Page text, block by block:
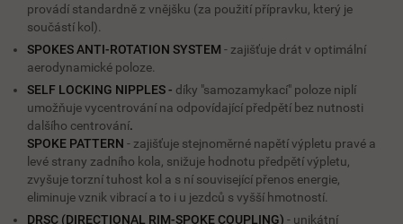
provádí standardně z vnějšku (za použití přípravku, který je
součástí kol).
SPOKES ANTI-ROTATION SYSTEM - zajišťuje drát v optimální
aerodynamické poloze.
SELF LOCKING NIPPLES - díky "samozamykací" poloze niplí
umožňuje vycentrování na odpovídající předpětí bez nutnosti
dalšího centrování.
SPOKE PATTERN - zajišťuje stejnoměrné napětí výpletu pravé a
levé strany zadního kola, snižuje hodnotu předpětí výpletu,
zvyšuje torzní tuhost kol a s ní související přenos energie,
eliminuje vznik vibrací a to i u jezdců s vyšší hmotností.
DRSC (DIRECTIONAL RIM-SPOKE COUPLING) - unikátní